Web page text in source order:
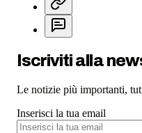
Iscriviti alla
Le notizie più importanti,
Inserisci la tua email